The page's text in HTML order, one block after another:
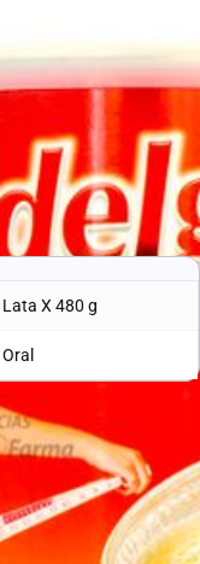
L. 274.62
Lata X 480 g
Oral